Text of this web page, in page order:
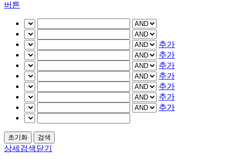
버튼
추가
추가
추가
추가
추가
추가
추가
상세검색닫기